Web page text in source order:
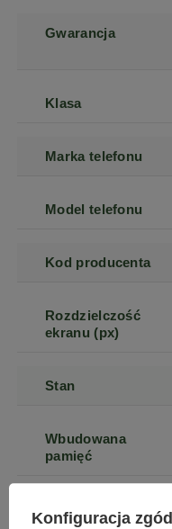
Gwarancja
Klasa
Marka telefonu
Model telefonu
Kod producenta
Rozdzielczość
ekranu (px)
Stan
Wbudowana
pamięć
Typ
Konfiguracja zgód